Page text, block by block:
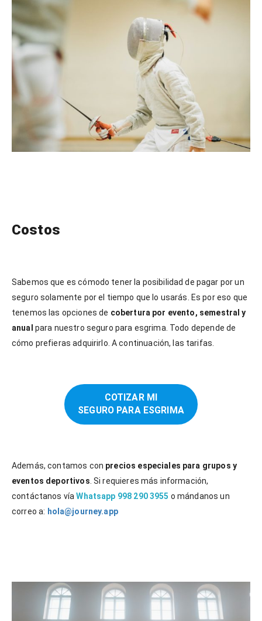
Costos
Sabemos que es cómodo tener la posibilidad de pagar por un
seguro solamente por el tiempo que lo usarás. Es por eso que
tenemos las opciones de cobertura por evento, semestral y
anual para nuestro seguro para esgrima. Todo depende de
cómo prefieras adquirirlo. A continuación, las tarifas.
COTIZAR MI
SEGURO PARA ESGRIMA
Además, contamos con precios especiales para grupos y
eventos deportivos . Si requieres más información,
contáctanos víaWhatsapp 998 290 3955 o mándanos un
correo a: hola@journey.app